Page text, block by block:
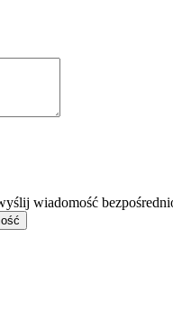
wiadomość